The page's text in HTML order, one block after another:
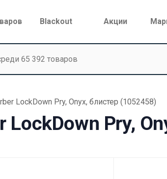
Blackout Акции
LockDown Pry, Onyx, блистер (1052458)
LockDown Pry,